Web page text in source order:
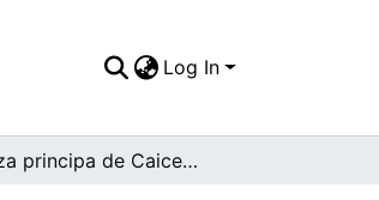
Log In
Plaza principa de Caicedonial, los edificios que se ven fueron devastados por un incendio